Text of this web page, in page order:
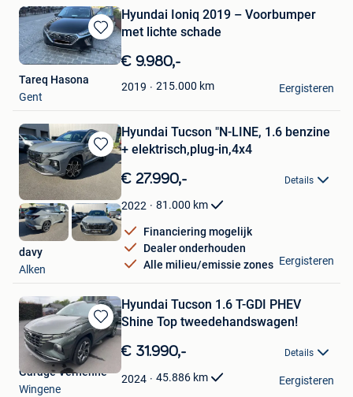
Bewaren
in
Favorieten
Hyundai Ioniq 2019 – Voorbumper
met lichte schade
€ 9.980,-
2019 215.000 km
Tareq Hasona
Gent
Eergisteren
Bewaren
in
Mijn
Favorieten
Hyundai Tucson "N-LINE, 1.6 benzine
+ elektrisch,plug-in,4x4
€ 27.990,- Details
2022 81.000 km
Financiering mogelijk
Dealer onderhouden
Alle milieu/emissie zones
davy
Alken
Eergisteren
Bewaren
in
Mijn
Favorieten
Hyundai Tucson 1.6 T-GDI PHEV
Shine Top tweedehandswagen!
€ 31.990,- Details
2024 45.886 km
Garage Verhenne
Wingene
Eergisteren